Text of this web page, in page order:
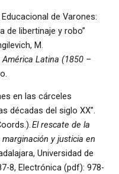
de Varones:
de libertinaje y robo”
M.
Latina (1850 –
en las cárceles
décadas del siglo XX”.
El rescate de la
y justicia en
Universidad de
8, Electrónica (pdf): 978-